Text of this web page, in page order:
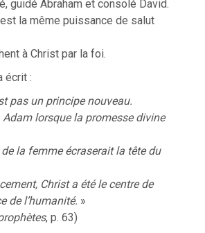
guidé Abraham et consolé David.
est la même puissance de salut
à Christ par la foi.
écrit :
pas un principe nouveau.
lorsque la promesse divine
la femme écraserait la tête du
Christ a été le centre de
de l’humanité. »
, p. 63)